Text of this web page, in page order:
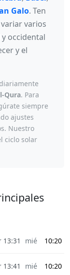
Galo. Ten
varios
occidental
y el
Qura. Para
siempre
ajustes
Nuestro
ciclo solar
13:31 mié 10:20
13:41 mié 10:20